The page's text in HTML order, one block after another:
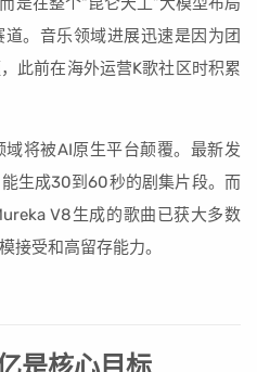
。音乐领域进展迅速是因为团
此前在海外运营K歌社区时积累
将被AI原生平台颠覆。最新发
生成30到60秒的剧集片段。而
V8生成的歌曲已获大多数
接受和高留存能力。